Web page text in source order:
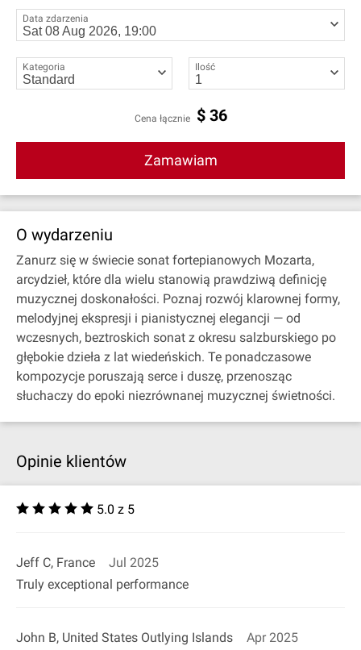
Data zdarzenia
Kategoria Ilość
Cena łącznie $ 36
Zamawiam
O wydarzeniu
Zanurz się w świecie sonat fortepianowych Mozarta,
arcydzieł, które dla wielu stanowią prawdziwą definicję
muzycznej doskonałości. Poznaj rozwój klarownej formy,
melodyjnej ekspresji i pianistycznej elegancji — od
wczesnych, beztroskich sonat z okresu salzburskiego po
głębokie dzieła z lat wiedeńskich. Te ponadczasowe
kompozycje poruszają serce i duszę, przenosząc
słuchaczy do epoki niezrównanej muzycznej świetności.
Opinie klientów
5.0 z 5
Jeff C, France
Jul 2025
Truly exceptional performance
John B, United States Outlying Islands
Apr 2025